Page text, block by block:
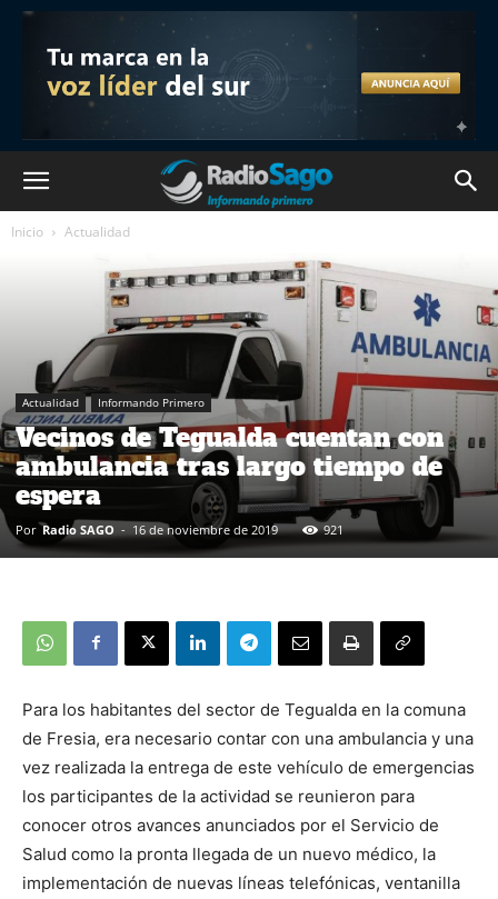
Inicio Actualidad
Actualidad Informando Primero
Vecinos de Tegualda cuentan con
ambulancia tras largo tiempo de
espera
Por Radio SAGO - 16 de noviembre de 2019 921
Para los habitantes del sector de Tegualda en la comuna
de Fresia, era necesario contar con una ambulancia y una
vez realizada la entrega de este vehículo de emergencias
los participantes de la actividad se reunieron para
conocer otros avances anunciados por el Servicio de
Salud como la pronta llegada de un nuevo médico, la
implementación de nuevas líneas telefónicas, ventanilla